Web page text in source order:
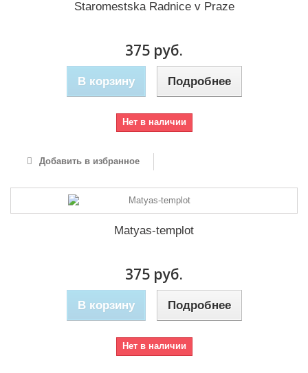
Staromestska Radnice v Praze
375 руб.
В корзину Подробнее
Нет в наличии
Добавить в избранное
Matyas-templot
375 руб.
В корзину Подробнее
Нет в наличии